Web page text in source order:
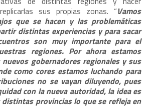
sus propias zonas. “Vamos
que se hacen y las problemáticas
distintas experiencias y para sacar
son muy importante para el
regiones. Por ahora estamos
gobernadores regionales y sus
como cores estamos luchando para
no se vayan diluyendo, pues
con la nueva autoridad, la idea es
provincias lo que se refleja en